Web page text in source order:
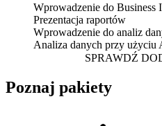
Wprowadzenie do Business
Prezentacja raportów
Wprowadzenie do analiz
Analiza danych przy użyciu
SPRAWDŹ
Poznaj pakiety